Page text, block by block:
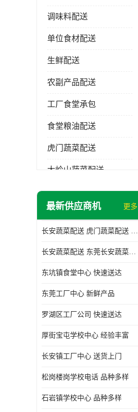
调味料配送
单位食材配送
生鲜配送
农副产品配送
工厂食堂承包
食堂粮油配送
虎门蔬菜配送
大岭山蔬菜配送
长安蔬菜配送
最新供应商机 更多
长安蔬菜配送 虎门蔬菜配送 厚街蔬菜配送 大朗蔬菜配送
长安蔬菜配送 东莞长安蔬菜配送哪家好
东坑镇食堂中心 快速送达
东莞工厂中心 新鲜产品
罗湖区工厂公司 快速送达
厚街宝屯学校中心 经验丰富
长安镇工厂中心 送货上门
松岗楼岗学校电话 品种多样
石岩镇学校中心 品种多样